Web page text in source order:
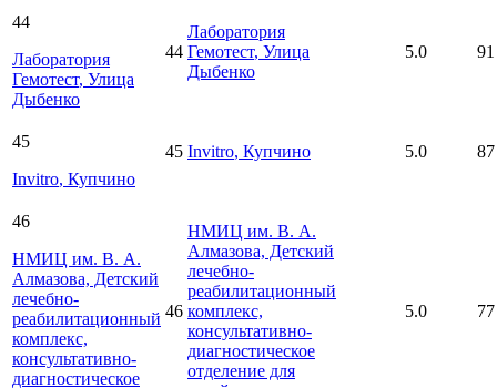
44
Лаборатория
Гемотест, Улица
Дыбенко
44
Лаборатория
Гемотест, Улица
Дыбенко
5.0 91
45
Invitro, Купчино
45 Invitro, Купчино 5.0 87
46
НМИЦ им. В. А.
Алмазова, Детский
лечебно-
реабилитационный
комплекс,
консультативно-
диагностическое
46
НМИЦ им. В. А.
Алмазова, Детский
лечебно-
реабилитационный
комплекс,
консультативно-
диагностическое
отделение для
5.0 77